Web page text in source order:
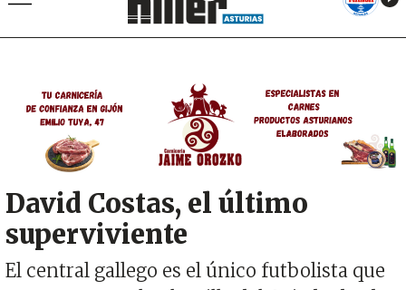
Image
David Costas, el último
superviviente
El central gallego es el único futbolista que